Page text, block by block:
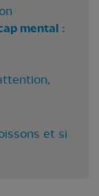
mental :
et si